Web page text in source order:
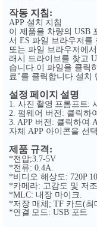
작동 지침 :
APP 설치 지침
이 제품을 차량의 USB
서 ES 파일 브라우저를
또는 파일 브라우저에
래시 드라이브를 찾고
습니다 이 파일을 클릭
료 "를 클릭합니다 설치
설정 페이지 설명
1. 사진 촬영 프롬프트:
2. 펌웨어 버전 : 클릭하
3. APP 버전 : 클릭하여
자체 APP 아이콘을 선
제품 규격 :
*전압;3.7-5V
*전류: 0.4A.
*비디오 해상도 : 720P
*카메라: 고감도 및 저
*MLC: 내장 마이크
*저장 매체 ; TF 카드(최
*연결 모드 : USB 포트